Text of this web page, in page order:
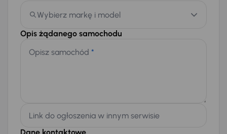
Wybierz markę i model
Opis żądanego samochodu
Opisz samochód *
Link do ogłoszenia w innym serwisie